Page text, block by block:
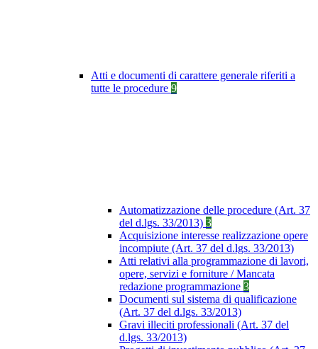
Atti e documenti di carattere generale riferiti a
tutte le procedure 9
Automatizzazione delle procedure (Art. 37
del d.lgs. 33/2013) 3
Acquisizione interesse realizzazione opere
incompiute (Art. 37 del d.lgs. 33/2013)
Atti relativi alla programmazione di lavori,
opere, servizi e forniture / Mancata
redazione programmazione 3
Documenti sul sistema di qualificazione
(Art. 37 del d.lgs. 33/2013)
Gravi illeciti professionali (Art. 37 del
d.lgs. 33/2013)